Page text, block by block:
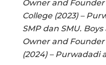
Owner and
College (2023) –
SMP dan SMU.
Owner and
(2024) – Purwadadi